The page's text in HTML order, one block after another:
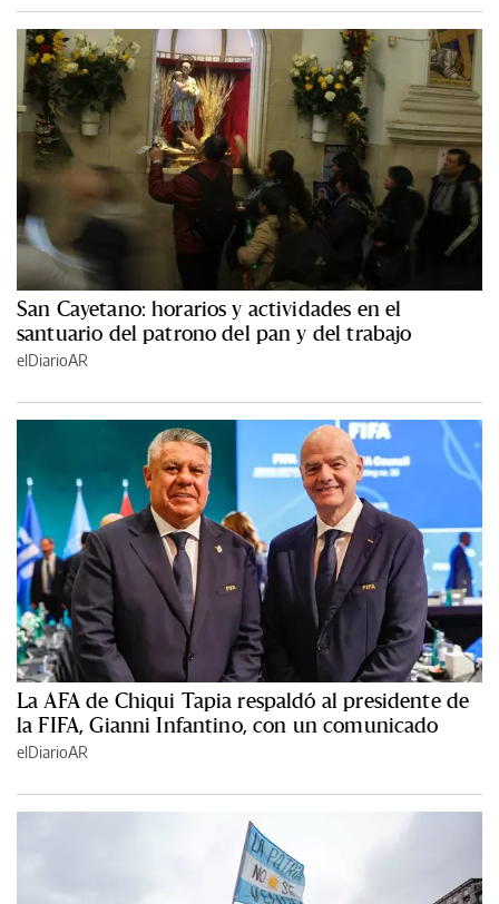
San Cayetano: horarios y actividades en el
santuario del patrono del pan y del trabajo
elDiarioAR
La AFA de Chiqui Tapia respaldó al presidente de
la FIFA, Gianni Infantino, con un comunicado
elDiarioAR